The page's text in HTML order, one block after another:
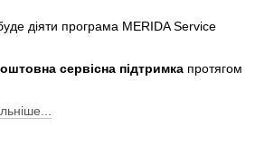
діяти програма MERIDA Service
сервісна підтримка протягом